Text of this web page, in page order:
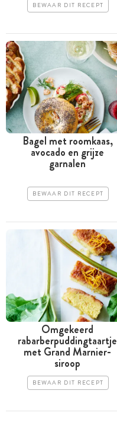
BEWAAR DIT RECEPT
Bagel met roomkaas,
avocado en grijze
garnalen
BEWAAR DIT RECEPT
Omgekeerd
rabarberpuddingtaartje
met Grand Marnier-
siroop
BEWAAR DIT RECEPT